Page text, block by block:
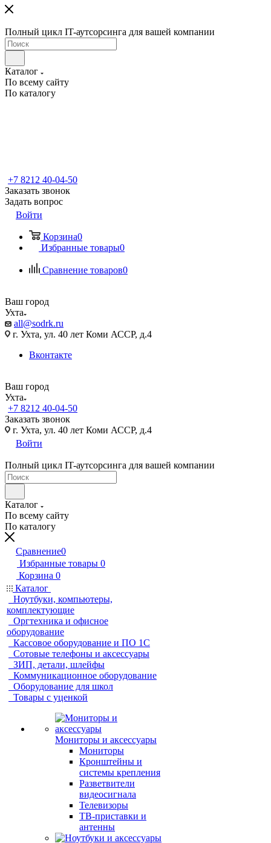
Полный цикл IT-аутсорсинга для вашей компании
Каталог
По всему сайту
По каталогу
+7 8212 40-04-50
Заказать звонок
Задать вопрос
Войти
Корзина0
Избранные товары0
Сравнение товаров0
Ваш город
Ухта
all@sodrk.ru
г. Ухта, ул. 40 лет Коми АССР, д.4
Вконтакте
Ваш город
Ухта
+7 8212 40-04-50
Заказать звонок
г. Ухта, ул. 40 лет Коми АССР, д.4
Войти
Полный цикл IT-аутсорсинга для вашей компании
Каталог
По всему сайту
По каталогу
Сравнение0
Избранные товары 0
Корзина 0
Каталог
Ноутбуки, компьютеры,
комплектующие
Оргтехника и офисное
оборудование
Кассовое оборудование и ПО 1С
Сотовые телефоны и аксессуары
ЗИП, детали, шлейфы
Коммуникационное оборудование
Оборудование для школ
Товары с уценкой
Мониторы и аксессуары
Мониторы
Кронштейны и
системы крепления
Разветвители
видеосигнала
Телевизоры
ТВ-приставки и
антенны